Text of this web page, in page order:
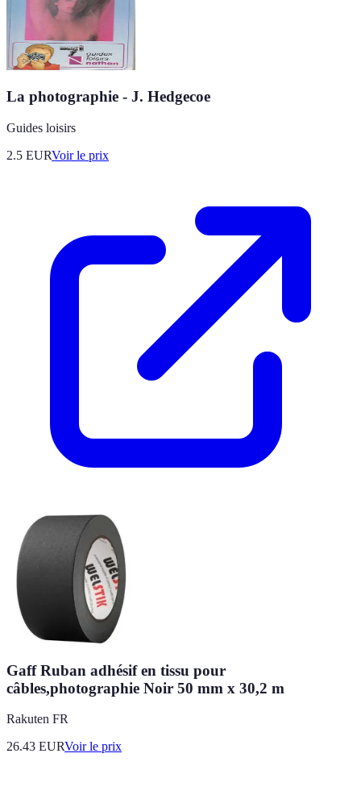
La photographie - J. Hedgecoe
Guides loisirs
2.5 EURVoir le prix
Gaff Ruban adhésif en tissu pour
câbles,photographie Noir 50 mm x 30,2 m
Rakuten FR
26.43 EURVoir le prix